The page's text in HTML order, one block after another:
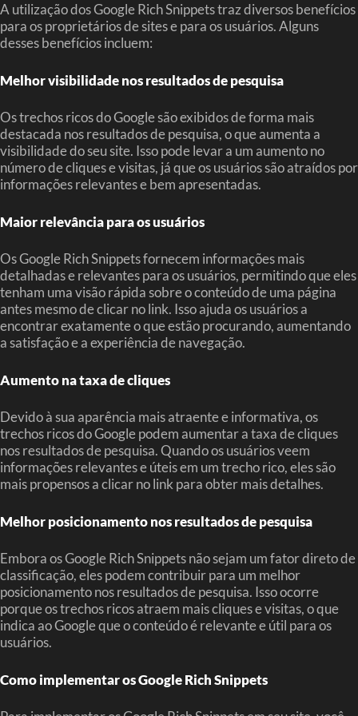
A utilização dos Google Rich Snippets traz diversos benefícios
para os proprietários de sites e para os usuários. Alguns
desses benefícios incluem:
Melhor visibilidade nos resultados de pesquisa
Os trechos ricos do Google são exibidos de forma mais
destacada nos resultados de pesquisa, o que aumenta a
visibilidade do seu site. Isso pode levar a um aumento no
número de cliques e visitas, já que os usuários são atraídos por
informações relevantes e bem apresentadas.
Maior relevância para os usuários
Os Google Rich Snippets fornecem informações mais
detalhadas e relevantes para os usuários, permitindo que eles
tenham uma visão rápida sobre o conteúdo de uma página
antes mesmo de clicar no link. Isso ajuda os usuários a
encontrar exatamente o que estão procurando, aumentando
a satisfação e a experiência de navegação.
Aumento na taxa de cliques
Devido à sua aparência mais atraente e informativa, os
trechos ricos do Google podem aumentar a taxa de cliques
nos resultados de pesquisa. Quando os usuários veem
informações relevantes e úteis em um trecho rico, eles são
mais propensos a clicar no link para obter mais detalhes.
Melhor posicionamento nos resultados de pesquisa
Embora os Google Rich Snippets não sejam um fator direto de
classificação, eles podem contribuir para um melhor
posicionamento nos resultados de pesquisa. Isso ocorre
porque os trechos ricos atraem mais cliques e visitas, o que
indica ao Google que o conteúdo é relevante e útil para os
usuários.
Como implementar os Google Rich Snippets